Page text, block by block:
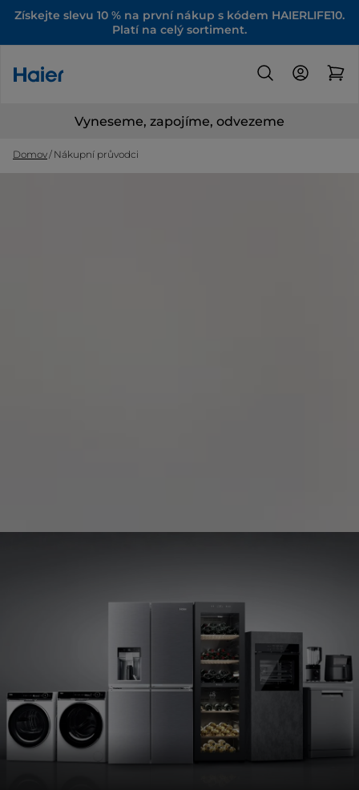
Získejte slevu 10 % na první nákup s kódem HAIERLIFE10.
Platí na celý sortiment.
Vyneseme, zapojíme, odvezeme
Domov Nákupní průvodci